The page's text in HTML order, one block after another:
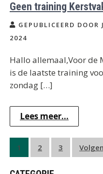
Geen training
GEPUBLICEERD DOOR
2024
Hallo allemaal,Voor de
is de laatste training
zondag […]
Lees meer...
Berichten
1 2 3